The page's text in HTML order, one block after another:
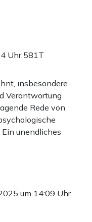
Uhr 581T
insbesondere
Verantwortung
Rede von
Ein unendliches
um 14:09 Uhr